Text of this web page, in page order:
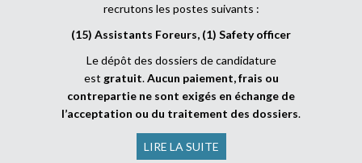
recrutons les postes suivants :
(15) Assistants Foreurs, (1) Safety officer
Le dépôt des dossiers de candidature
est gratuit.Aucun paiement, frais ou
contrepartie ne sont exigés en échange de
l’acceptation ou du traitement des dossiers.
LIRE LA SUITE